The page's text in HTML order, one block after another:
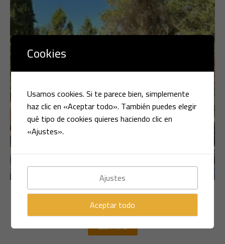
Multimarca
AUDI A6 3.0 TDI 225CV 2006
LEER MÁS
Cookies
Usamos cookies. Si te parece bien, simplemente
haz clic en «Aceptar todo». También puedes elegir
qué tipo de cookies quieres haciendo clic en
«Ajustes».
Ajustes
Aceptar todo